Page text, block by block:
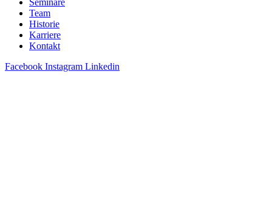
Seminare
Team
Historie
Karriere
Kontakt
Facebook Instagram Linkedin